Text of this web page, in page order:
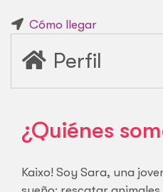
Cómo llegar
Perfil
¿Quiénes
Kaixo! Soy Sara, una